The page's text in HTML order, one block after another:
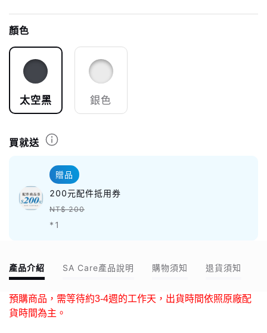
顏色
太空黑 銀色
買就送
贈品
200元配件抵用券
NT$ 200
*1
產品介紹 SA Care產品說明 購物須知 退貨須知
預購商品，需等待約3-4週的工作天，出貨時間依照原廠配
貨時間為主。